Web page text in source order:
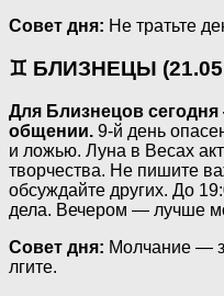
Совет дня: Не тратьте
♊ БЛИЗНЕЦЫ (21.05
Для Близнецов
общении. 9-й день
и ложью. Луна в Весах
творчества. Не пишите
обсуждайте других. До
дела. Вечером — лучше
Совет дня: Молчание —
лгите.